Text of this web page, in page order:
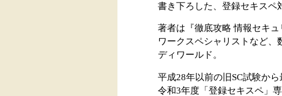
書き下ろした、登録セキスペ
著者は『徹底攻略 情報セキ
ワークスペシャリストなど
ディワールド。
平成28年以前の旧SC試験か
令和3年度「登録セキスペ」